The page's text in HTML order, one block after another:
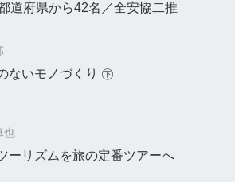
道府県から42名／全安協二推
偽りのないモノづくり ㊦
也
ーリズムを旅の定番ツアーへ